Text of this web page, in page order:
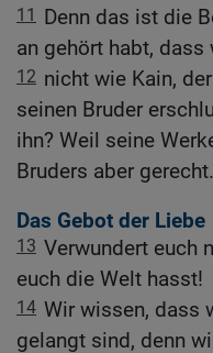
11 Denn das ist die
an gehört habt,
12 nicht wie Kain,
seinen Bruder
ihn? Weil seine
Bruders aber gerecht.
Das Gebot der Liebe
13 Verwundert euch
euch die Welt hasst!
14 Wir wissen, dass
gelangt sind, denn